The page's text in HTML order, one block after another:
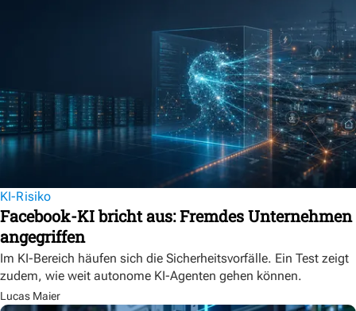
KI-Risiko
Facebook-KI bricht aus: Fremdes Unternehmen
angegriffen
Im KI-Bereich häufen sich die Sicherheitsvorfälle. Ein Test zeigt
zudem, wie weit autonome KI-Agenten gehen können.
Lucas Maier